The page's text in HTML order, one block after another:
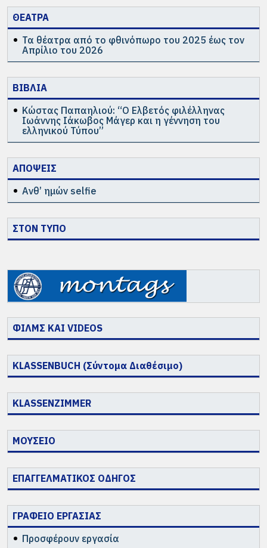
ΘΕΑΤΡΑ
Τα θέατρα από το φθινόπωρο του 2025 έως τον
Απρίλιο του 2026
ΒΙΒΛΙΑ
Κώστας Παπαηλιού: “Ο Ελβετός φιλέλληνας
Ιωάννης Ιάκωβος Μάγερ και η γέννηση του
ελληνικού Τύπου”
ΑΠΟΨΕΙΣ
Ανθ’ ημών selfie
ΣΤΟΝ ΤΥΠΟ
ΦΙΛΜΣ ΚΑΙ VIDEOS
KLASSENBUCH (Σύντομα Διαθέσιμο)
KLASSENZIMMER
ΜΟΥΣΕΙΟ
ΕΠΑΓΓΕΛΜΑΤΙΚΟΣ ΟΔΗΓΟΣ
ΓΡΑΦΕΙΟ ΕΡΓΑΣΙΑΣ
Προσφέρουν εργασία